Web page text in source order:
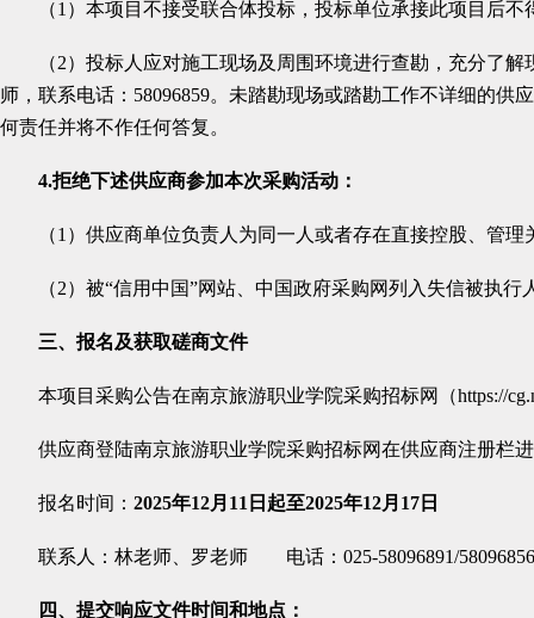
（1）本项目不接受联合体投标，投标单位承接此项目后不
（2）投标人应对施工现场及周围环境进行查勘，充分了
师，联系电话： 58096859。未踏勘现场或踏勘工作不详细的供
何责任并将不作任何答复。
4.拒绝下述供应商参加本次采购活动：
（1）供应商单位负责人为同一人或者存在直接控股、管
（2）被“信用中国”网站、中国政府采购网列入失信被执
三、 报名及获取磋商文件
本项目采购公告在南京旅游职业学院采购招标网（https://
供应商登陆南京旅游职业学院采购招标网在供应商注册栏
报名时间： 2025年12月11日起至2025年12月17日
联系人：林老师、罗老师 电话：025-58096891/58096856
四、提交响应文件时间和地点 ：